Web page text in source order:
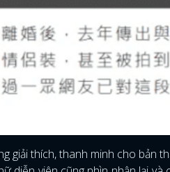
giải thích, thanh minh cho bản